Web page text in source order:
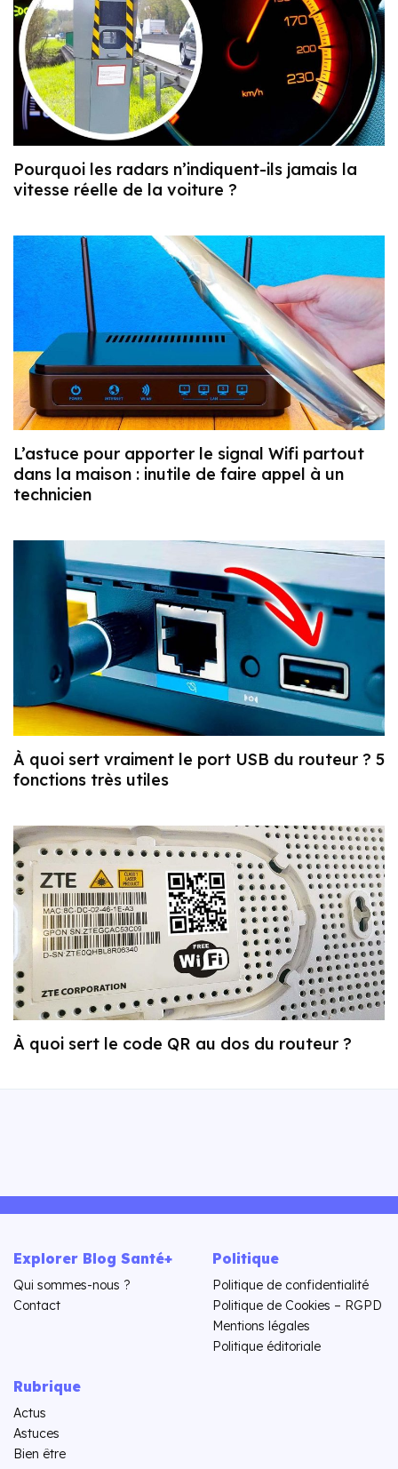
Pourquoi les radars n’indiquent-ils jamais la
vitesse réelle de la voiture ?
L’astuce pour apporter le signal Wifi partout
dans la maison : inutile de faire appel à un
technicien
À quoi sert vraiment le port USB du routeur ? 5
fonctions très utiles
À quoi sert le code QR au dos du routeur ?
Explorer Blog Santé+
Qui sommes-nous ?
Contact
Politique
Politique de confidentialité
Politique de Cookies – RGPD
Mentions légales
Politique éditoriale
Rubrique
Actus
Astuces
Bien être